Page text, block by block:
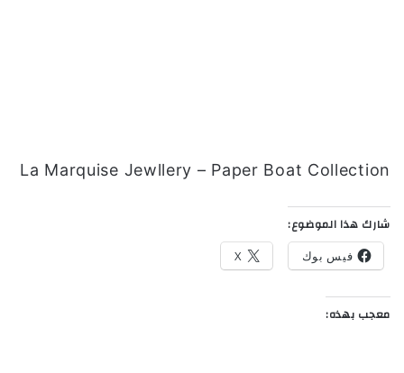
La Marquise Jewllery – Paper Boat Collection
شارك هذا الموضوع:
فيس بوك X
معجب بهذه: